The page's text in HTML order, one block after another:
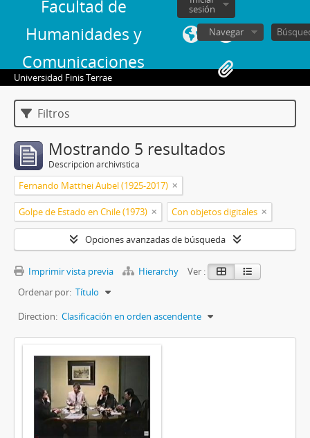
Facultad de
Humanidades y
Comunicaciones
sesión
Navegar
Universidad Finis Terrae
Filtros
Mostrando 5 resultados
Descripción archivística
Fernando Matthei Aubel (1925-2017)
Golpe de Estado en Chile (1973) Con objetos digitales
Opciones avanzadas de búsqueda
Imprimir vista previa Hierarchy
Ver :
Ordenar por: Título
Direction: Clasificación en orden ascendente